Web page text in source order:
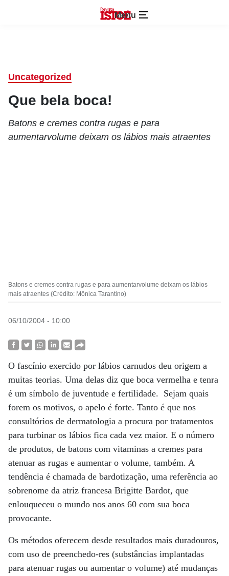
Menu
Uncategorized
Que bela boca!
Batons e cremes contra rugas e para
aumentarvolume deixam os lábios mais atraentes
Batons e cremes contra rugas e para aumentarvolume deixam os lábios
mais atraentes (Crédito: Mônica Tarantino)
06/10/2004 - 10:00
O fascínio exercido por lábios carnudos deu origem a
muitas teorias. Uma delas diz que boca vermelha e tenra
é um símbolo de juventude e fertilidade. Sejam quais
forem os motivos, o apelo é forte. Tanto é que nos
consultórios de dermatologia a procura por tratamentos
para turbinar os lábios fica cada vez maior. E o número
de produtos, de batons com vitaminas a cremes para
atenuar as rugas e aumentar o volume, também. A
tendência é chamada de bardotização, uma referência ao
sobrenome da atriz francesa Brigitte Bardot, que
enlouqueceu o mundo nos anos 60 com sua boca
provocante.
Os métodos oferecem desde resultados mais duradouros,
com uso de preenchedo-res (substâncias implantadas
para atenuar rugas ou aumentar o volume) até mudanças